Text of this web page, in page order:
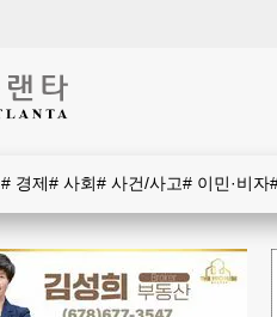
# 경제# 사회# 사건/사고# 이민·비자